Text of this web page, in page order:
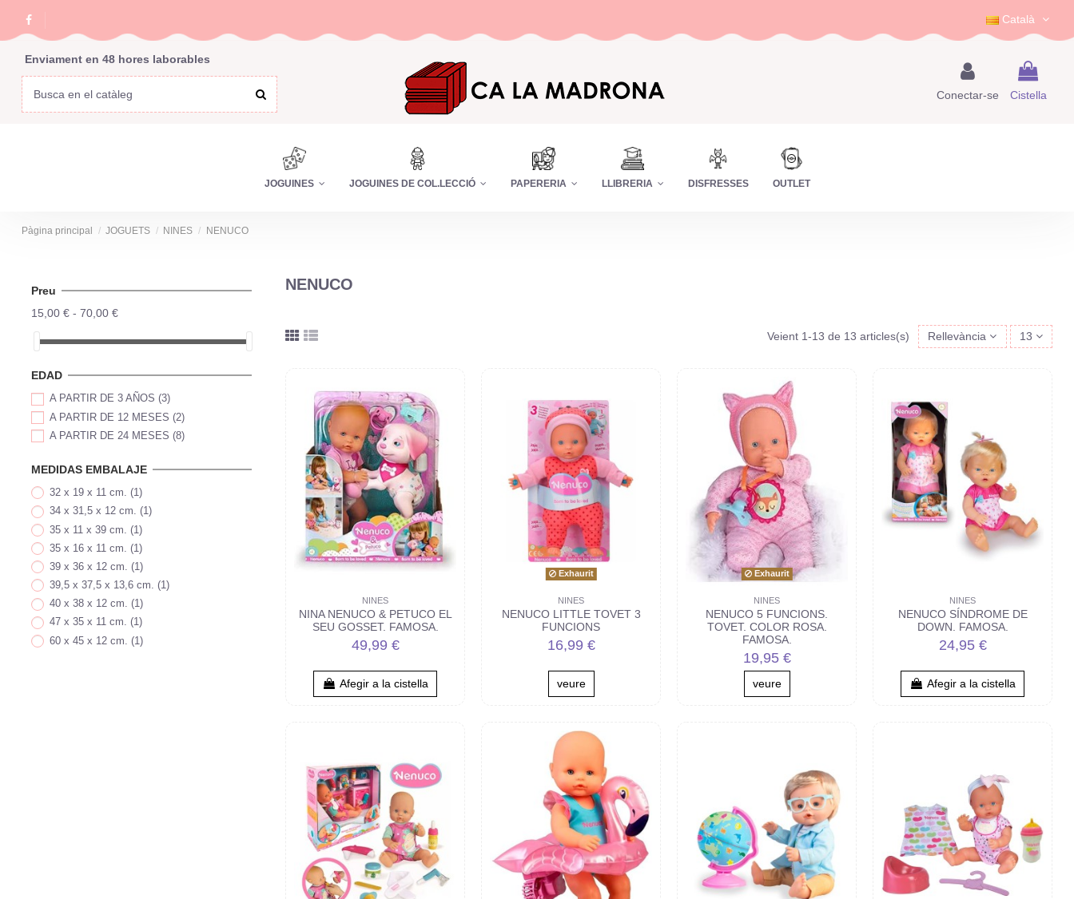
Català
Enviament en 48 hores laborables
Conectar-se Cistella
JOGUINES JOGUINES DE COL.LECCIÓ PAPERERIA LLIBRERIA DISFRESSES OUTLET
Pàgina principal JOGUETS NINES NENUCO
NENUCO
Veient 1-13 de 13 articles(s) Rellevància 13
NINES
NINA NENUCO & PETUCO EL
SEU GOSSET. FAMOSA.
49,99 €
Afegir a la cistella
Exhaurit
NINES
NENUCO LITTLE TOVET 3
FUNCIONS
16,99 €
veure
Exhaurit
NINES
NENUCO 5 FUNCIONS.
TOVET. COLOR ROSA.
FAMOSA.
19,95 €
veure
NINES
NENUCO SÍNDROME DE
DOWN. FAMOSA.
24,95 €
Afegir a la cistella
Preu
15,00 € - 70,00 €
EDAD
A PARTIR DE 3 AÑOS (3)
A PARTIR DE 12 MESES (2)
A PARTIR DE 24 MESES (8)
MEDIDAS EMBALAJE
32 x 19 x 11 cm. (1)
34 x 31,5 x 12 cm. (1)
35 x 11 x 39 cm. (1)
35 x 16 x 11 cm. (1)
39 x 36 x 12 cm. (1)
39,5 x 37,5 x 13,6 cm. (1)
40 x 38 x 12 cm. (1)
47 x 35 x 11 cm. (1)
60 x 45 x 12 cm. (1)